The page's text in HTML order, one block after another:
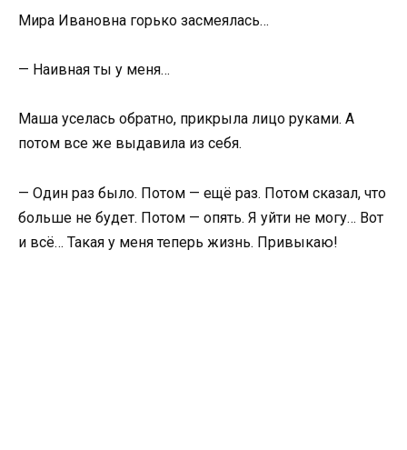
Мира Ивановна горько засмеялась…
— Наивная ты у меня…
Маша уселась обратно, прикрыла лицо руками. А
потом все же выдавила из себя.
— Один раз было. Потом — ещё раз. Потом сказал, что
больше не будет. Потом — опять. Я уйти не могу… Вот
и всё… Такая у меня теперь жизнь. Привыкаю!